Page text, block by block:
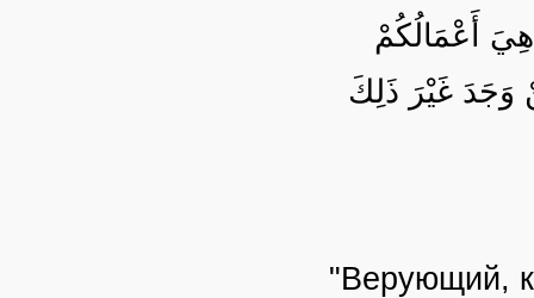
أَعْمَالُكُمْ
وَجَدَ غَيْرَ ذَلِكَ
"Верующий,